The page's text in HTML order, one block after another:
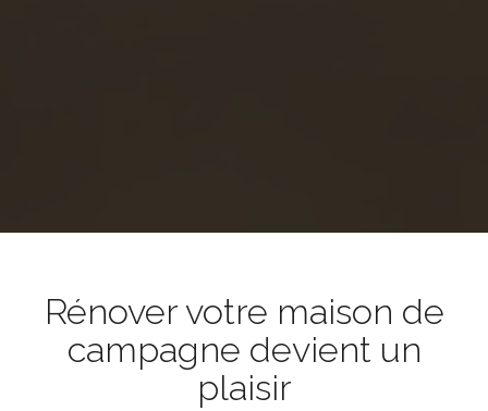
Rénover votre maison de
campagne devient un
plaisir